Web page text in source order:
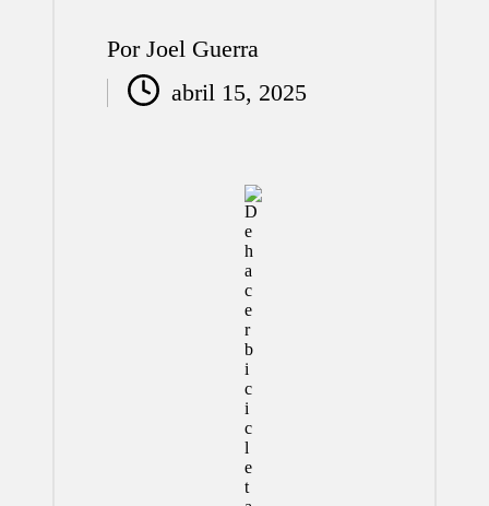
Publicado
por
Por Joel Guerra
abril 15, 2025